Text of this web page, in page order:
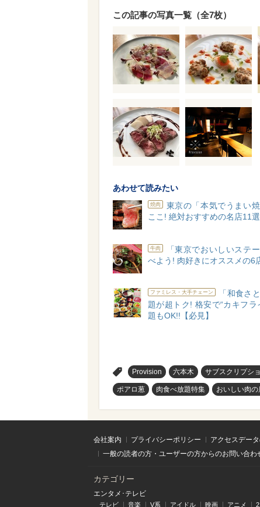
この記事の写真一覧（全7枚）
あわせて読みたい
焼肉
東京の「本気でうまい
ここ! 絶対おすすめの名店11選
牛肉
「東京でおいしいステ
べよう! 肉好きにオススメの6
ファミレス・大手チェーン
「和食さ
題が超トク! 格安で“カキフラ
題もOK!!【必見】
Provision 六本木 サブスクリプシ
ポアロ葱 肉食べ放題特集 おいしい肉の
会社案内 プライバシーポリシー アクセスデー
一般の読者の方・ユーザーの方からのお問い合わ
カテゴリー
エンタメ･テレビ
テレビ 音楽 V系 アイドル 映画 アニメ